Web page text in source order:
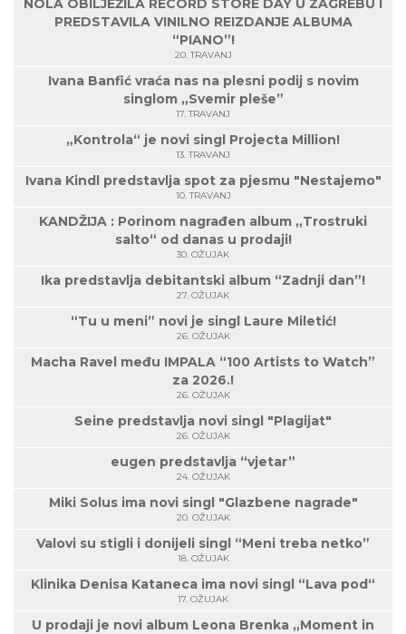
NOLA OBILJEŽILA RECORD STORE DAY U ZAGREBU I
PREDSTAVILA VINILNO REIZDANJE ALBUMA
“PIANO”!
20. TRAVANJ
Ivana Banfić vraća nas na plesni podij s novim
singlom „Svemir pleše”
17. TRAVANJ
„Kontrola“ je novi singl Projecta Million!
13. TRAVANJ
Ivana Kindl predstavlja spot za pjesmu "Nestajemo"
10. TRAVANJ
KANDŽIJA : Porinom nagrađen album „Trostruki
salto“ od danas u prodaji!
30. OŽUJAK
Ika predstavlja debitantski album “Zadnji dan”!
27. OŽUJAK
“Tu u meni” novi je singl Laure Miletić!
26. OŽUJAK
Macha Ravel među IMPALA “100 Artists to Watch”
za 2026.!
26. OŽUJAK
Seine predstavlja novi singl "Plagijat"
26. OŽUJAK
eugen predstavlja “vjetar”
24. OŽUJAK
Miki Solus ima novi singl "Glazbene nagrade"
20. OŽUJAK
Valovi su stigli i donijeli singl “Meni treba netko”
18. OŽUJAK
Klinika Denisa Kataneca ima novi singl “Lava pod“
17. OŽUJAK
U prodaji je novi album Leona Brenka „Moment in